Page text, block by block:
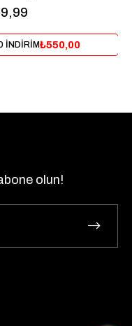
İNDİRİM₺550,00
olun!